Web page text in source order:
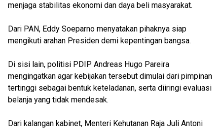
menjaga stabilitas ekonomi dan daya beli masyarakat.
Dari PAN, Eddy Soeparno menyatakan pihaknya siap
mengikuti arahan Presiden demi kepentingan bangsa.
Di sisi lain, politisi PDIP Andreas Hugo Pareira
mengingatkan agar kebijakan tersebut dimulai dari pimpinan
tertinggi sebagai bentuk keteladanan, serta diiringi evaluasi
belanja yang tidak mendesak.
Dari kalangan kabinet, Menteri Kehutanan Raja Juli Antoni